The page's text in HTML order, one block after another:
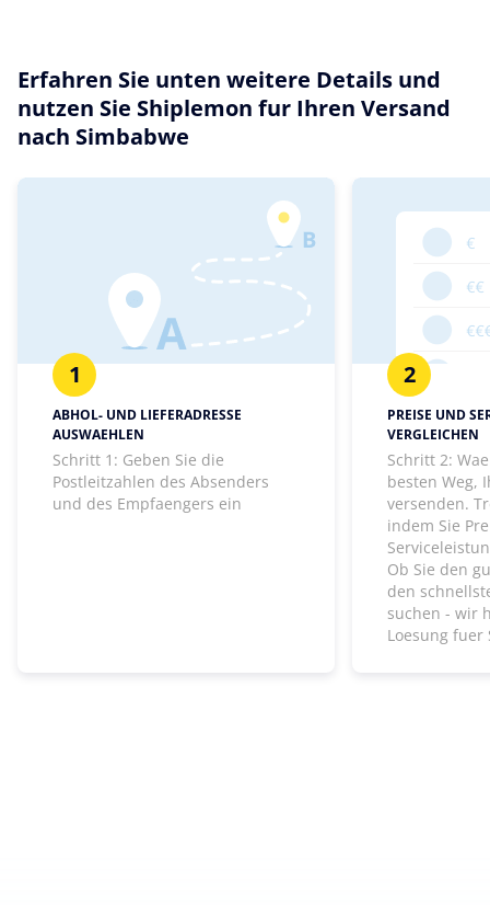
Erfahren Sie unten weitere Details und
nutzen Sie Shiplemon fur Ihren Versand
nach Simbabwe
1
ABHOL- UND LIEFERADRESSE
AUSWAEHLEN
Schritt 1: Geben Sie die
Postleitzahlen des Absenders
und des Empfaengers ein
2
PREISE UND
VERGLEICHEN
Schritt 2:
besten Weg,
versenden.
indem Sie
Ob Sie den
den
suchen - wir
Loesung fuer